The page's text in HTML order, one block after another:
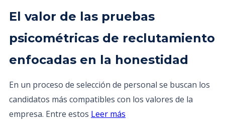
El valor de las pruebas
psicométricas de reclutamiento
enfocadas en la honestidad
En un proceso de selección de personal se buscan los
candidatos más compatibles con los valores de la
empresa. Entre estos Leer más